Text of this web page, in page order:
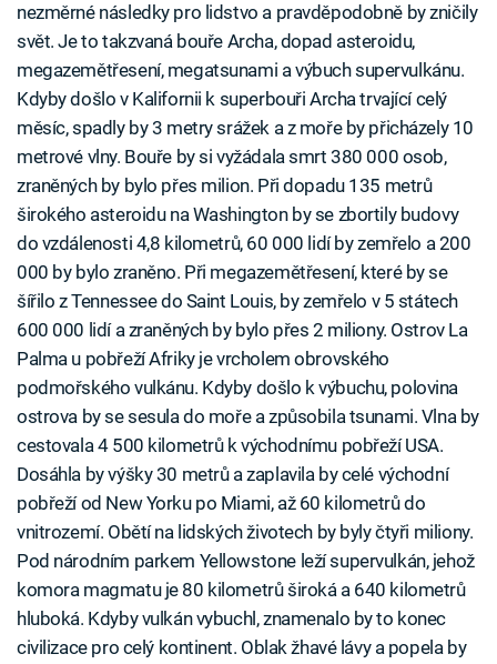
nezměrné následky pro lidstvo a pravděpodobně by zničily
svět. Je to takzvaná bouře Archa, dopad asteroidu,
megazemětřesení, megatsunami a výbuch supervulkánu.
Kdyby došlo v Kalifornii k superbouři Archa trvající celý
měsíc, spadly by 3 metry srážek a z moře by přicházely 10
metrové vlny. Bouře by si vyžádala smrt 380 000 osob,
zraněných by bylo přes milion. Při dopadu 135 metrů
širokého asteroidu na Washington by se zbortily budovy
do vzdálenosti 4,8 kilometrů, 60 000 lidí by zemřelo a 200
000 by bylo zraněno. Při megazemětřesení, které by se
šířilo z Tennessee do Saint Louis, by zemřelo v 5 státech
600 000 lidí a zraněných by bylo přes 2 miliony. Ostrov La
Palma u pobřeží Afriky je vrcholem obrovského
podmořského vulkánu. Kdyby došlo k výbuchu, polovina
ostrova by se sesula do moře a způsobila tsunami. Vlna by
cestovala 4 500 kilometrů k východnímu pobřeží USA.
Dosáhla by výšky 30 metrů a zaplavila by celé východní
pobřeží od New Yorku po Miami, až 60 kilometrů do
vnitrozemí. Obětí na lidských životech by byly čtyři miliony.
Pod národním parkem Yellowstone leží supervulkán, jehož
komora magmatu je 80 kilometrů široká a 640 kilometrů
hluboká. Kdyby vulkán vybuchl, znamenalo by to konec
civilizace pro celý kontinent. Oblak žhavé lávy a popela by